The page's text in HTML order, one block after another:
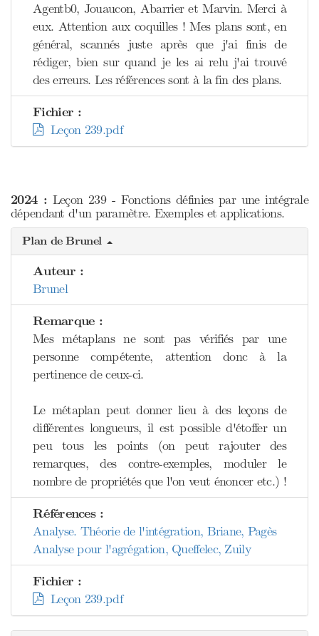
Agentb0, Jouaucon, Abarrier et Marvin. Merci à
eux. Attention aux coquilles ! Mes plans sont, en
général, scannés juste après que j'ai finis de
rédiger, bien sur quand je les ai relu j'ai trouvé
des erreurs. Les références sont à la fin des plans.
Fichier :
Leçon 239.pdf
2024 : Leçon 239 - Fonctions définies par une intégrale
dépendant d'un paramètre. Exemples et applications.
Plan de Brunel
Auteur :
Brunel
Remarque :
Mes métaplans ne sont pas vérifiés par une
personne compétente, attention donc à la
pertinence de ceux-ci.
Le métaplan peut donner lieu à des leçons de
différentes longueurs, il est possible d'étoffer un
peu tous les points (on peut rajouter des
remarques, des contre-exemples, moduler le
nombre de propriétés que l'on veut énoncer etc.) !
Références :
Analyse. Théorie de l'intégration, Briane, Pagès
Analyse pour l'agrégation, Queffelec, Zuily
Fichier :
Leçon 239.pdf